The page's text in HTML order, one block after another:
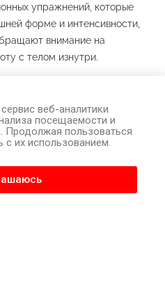
упражнений, которые
форме и интенсивности,
внимание на
с телом изнутри.
на принципах
мозга и нервной системы
в ответ на опыт и обучение.
на три неврологических
веб-аналитики
посещаемости и
Продолжая пользоваться
с их использованием.